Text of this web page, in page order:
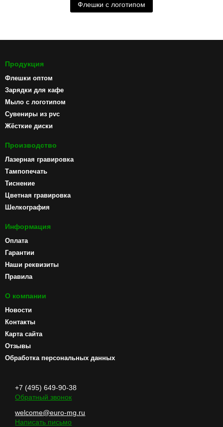
Флешки с логотипом
Продукция
Флешки оптом
Зарядки для кафе
Мыло с логотипом
Сувениры из pvc
Жёсткие диски
Производство
Лазерная гравировка
Тампопечать
Тиснение
Цветная гравировка
Шелкография
Информация
Оплата
Гарантии
Наши реквизиты
Правила
О компании
Новости
Контакты
Карта сайта
Отзывы
Обработка персональных данных
+7 (495) 649-90-38
Обратный звонок
welcome@euro-mg.ru
Написать письмо